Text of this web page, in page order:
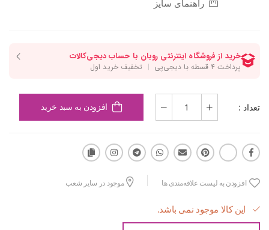
راهنمای سایز
تعداد : افزودن به سبد خرید
افزودن به لیست علاقه‌مندی ها موجود در سایر شعب
این کالا موجود نمی باشد.